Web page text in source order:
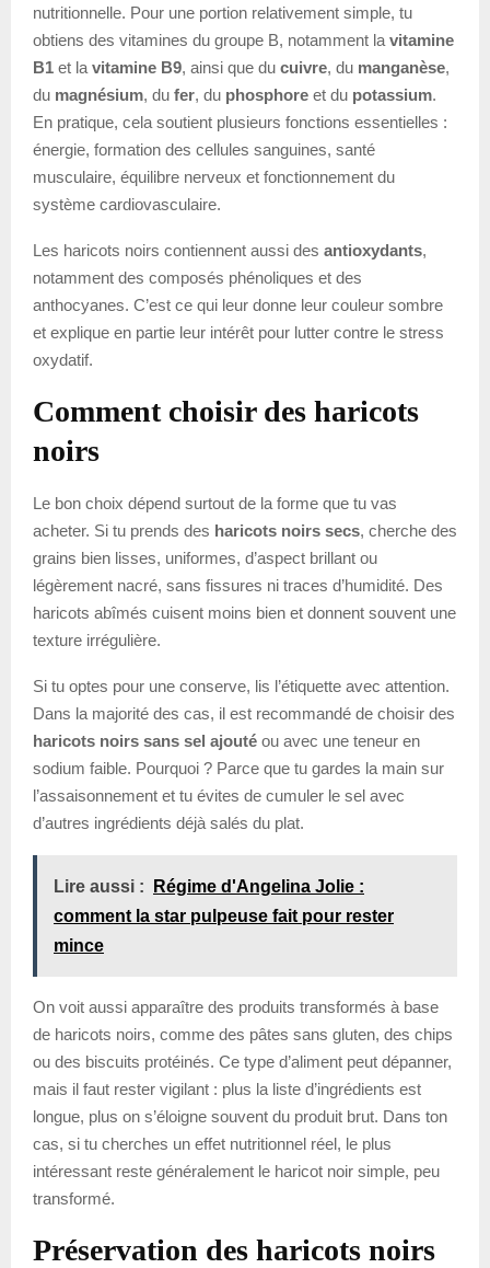
nutritionnelle. Pour une portion relativement simple, tu
obtiens des vitamines du groupe B, notamment la vitamine
B1 et la vitamine B9, ainsi que du cuivre, du manganèse,
du magnésium, du fer, du phosphore et du potassium.
En pratique, cela soutient plusieurs fonctions essentielles :
énergie, formation des cellules sanguines, santé
musculaire, équilibre nerveux et fonctionnement du
système cardiovasculaire.
Les haricots noirs contiennent aussi des antioxydants,
notamment des composés phénoliques et des
anthocyanes. C’est ce qui leur donne leur couleur sombre
et explique en partie leur intérêt pour lutter contre le stress
oxydatif.
Comment choisir des haricots
noirs
Le bon choix dépend surtout de la forme que tu vas
acheter. Si tu prends des haricots noirs secs, cherche des
grains bien lisses, uniformes, d’aspect brillant ou
légèrement nacré, sans fissures ni traces d’humidité. Des
haricots abîmés cuisent moins bien et donnent souvent une
texture irrégulière.
Si tu optes pour une conserve, lis l’étiquette avec attention.
Dans la majorité des cas, il est recommandé de choisir des
haricots noirs sans sel ajouté ou avec une teneur en
sodium faible. Pourquoi ? Parce que tu gardes la main sur
l’assaisonnement et tu évites de cumuler le sel avec
d’autres ingrédients déjà salés du plat.
Lire aussi :
Régime d'Angelina Jolie :
comment la star pulpeuse fait pour rester
mince
On voit aussi apparaître des produits transformés à base
de haricots noirs, comme des pâtes sans gluten, des chips
ou des biscuits protéinés. Ce type d’aliment peut dépanner,
mais il faut rester vigilant : plus la liste d’ingrédients est
longue, plus on s’éloigne souvent du produit brut. Dans ton
cas, si tu cherches un effet nutritionnel réel, le plus
intéressant reste généralement le haricot noir simple, peu
transformé.
Préservation des haricots noirs